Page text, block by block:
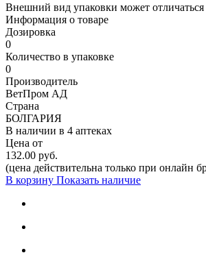
Внешний вид упаковки может
Информация о товаре
Дозировка
0
Количество в упаковке
0
Производитель
ВетПром АД
Страна
БОЛГАРИЯ
В наличии в 4 аптеках
Цена от
132.00 руб.
(цена действительна только при онлайн
В корзину Показать наличие